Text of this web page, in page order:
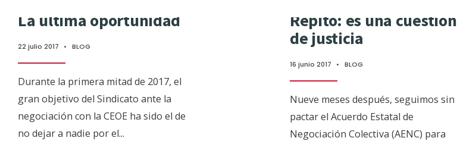
La última oportunidad
22 julio 2017 • BLOG
Durante la primera mitad de 2017, el
gran objetivo del Sindicato ante la
negociación con la CEOE ha sido el de
no dejar a nadie por el...
Repito: es una cuestión
de justicia
16 junio 2017 • BLOG
Nueve meses después, seguimos sin
pactar el Acuerdo Estatal de
Negociación Colectiva (AENC) para